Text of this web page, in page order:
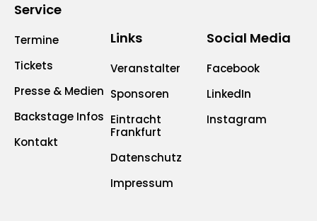
Service
Termine
Tickets
Presse & Medien
Backstage Infos
Kontakt
Links
Veranstalter
Sponsoren
Eintracht
Frankfurt
Datenschutz
Impressum
Social Media
Facebook
LinkedIn
Instagram